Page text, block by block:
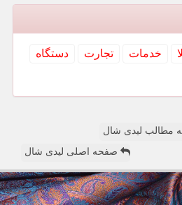
خدمات تجارت
دستگاه
مطالب لیدی شال
صفحه اصلی لیدی شال